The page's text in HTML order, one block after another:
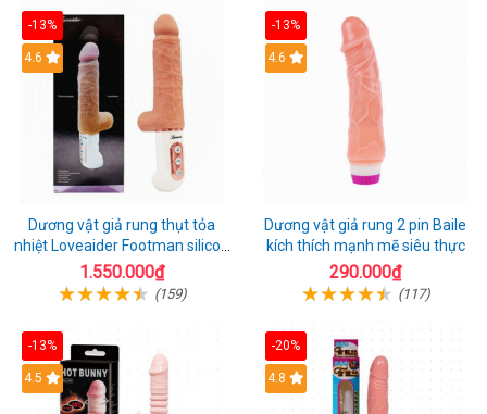
-13%
Hot
4.6
Dương vật giả rung thụt tỏa
nhiệt Loveaider Footman silicon
an toàn
1.550.000₫
(159)
-13%
Hot
4.6
Dương vật giả rung 2 pin Baile
kích thích mạnh mẽ siêu thực
290.000₫
(117)
-13%
Hot
4.5
-20%
Hot
4.8